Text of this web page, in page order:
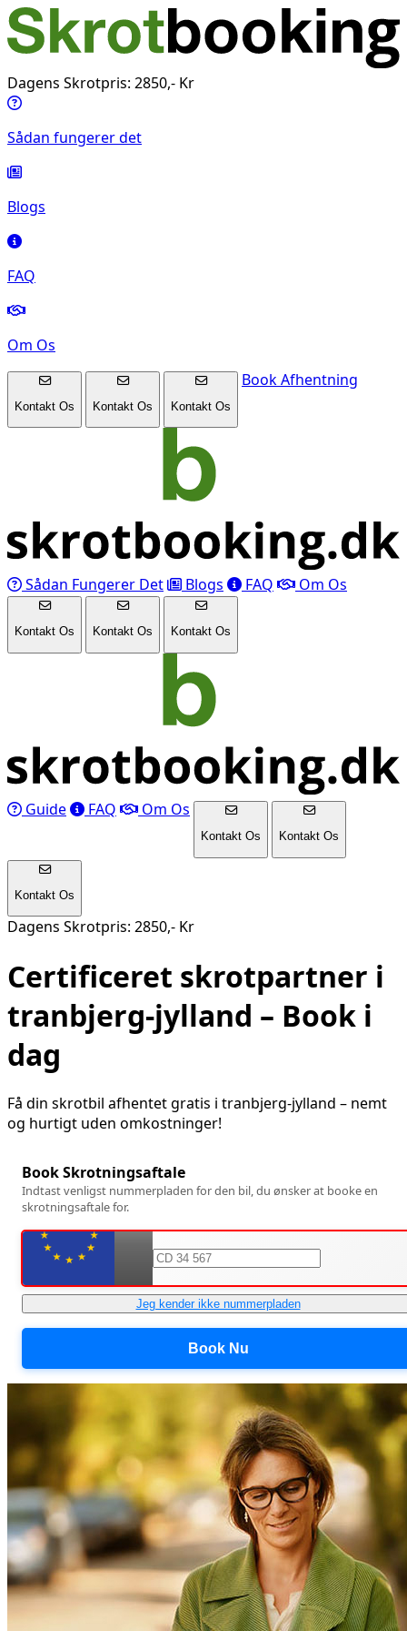
Dagens Skrotpris: 2850,- Kr
Sådan fungerer det
Blogs
FAQ
Om Os
Kontakt Os Kontakt Os Kontakt Os
Book Afhentning
Sådan Fungerer Det Blogs FAQ Om Os
Kontakt Os Kontakt Os Kontakt Os
Guide FAQ Om Os
Kontakt Os Kontakt Os
Kontakt Os
Dagens Skrotpris: 2850,- Kr
Certificeret skrotpartner i
tranbjerg-jylland – Book i
dag
Få din skrotbil afhentet gratis i tranbjerg-jylland – nemt
og hurtigt uden omkostninger!
Book Skrotningsaftale
Indtast venligst nummerpladen for den bil, du ønsker at booke en
skrotningsaftale for.
Jeg kender ikke nummerpladen
Book Nu